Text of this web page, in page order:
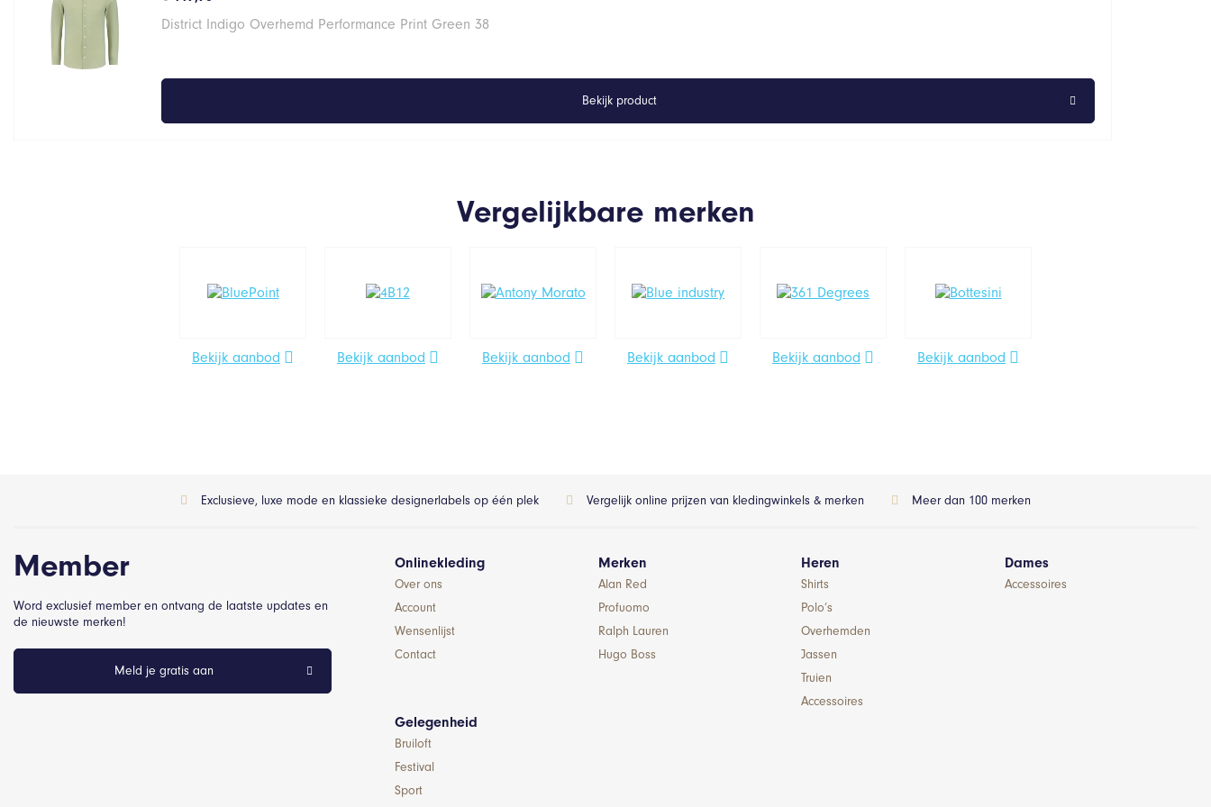
District Indigo Overhemd Performance Print Green 38
Bekijk product
Vergelijkbare merken
Bekijk aanbod Bekijk aanbod Bekijk aanbod Bekijk aanbod Bekijk aanbod Bekijk aanbod
Exclusieve, luxe mode en klassieke designerlabels op één plek Vergelijk online prijzen van kledingwinkels & merken Meer dan 100 merken
Member
Word exclusief member en ontvang de laatste updates en
de nieuwste merken!
Meld je gratis aan
Onlinekleding
Over ons
Account
Wensenlijst
Contact
Merken
Alan Red
Profuomo
Ralph Lauren
Hugo Boss
Heren
Shirts
Polo’s
Overhemden
Jassen
Truien
Accessoires
Dames
Accessoires
Gelegenheid
Bruiloft
Festival
Sport